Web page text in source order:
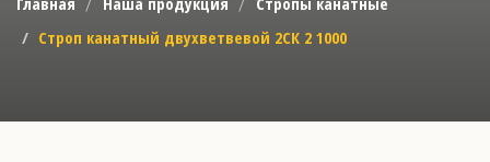
Строп канатный двухветвевой 2СК 2 1000